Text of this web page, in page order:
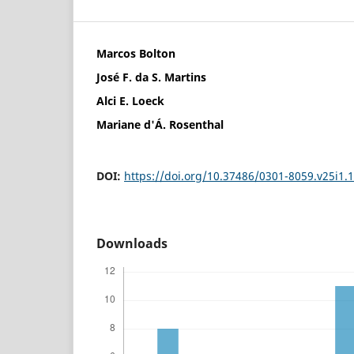
Marcos Bolton
José F. da S. Martins
Alci E. Loeck
Mariane d'Á. Rosenthal
DOI: https://doi.org/10.37486/0301-
Downloads